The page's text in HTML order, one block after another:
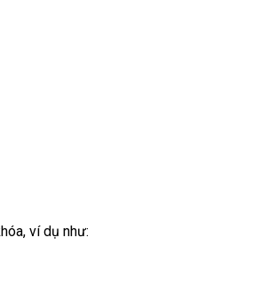
ví dụ như: